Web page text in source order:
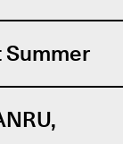
Summer